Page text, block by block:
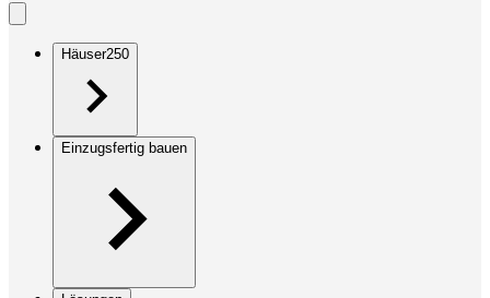
Häuser250
Einzugsfertig bauen